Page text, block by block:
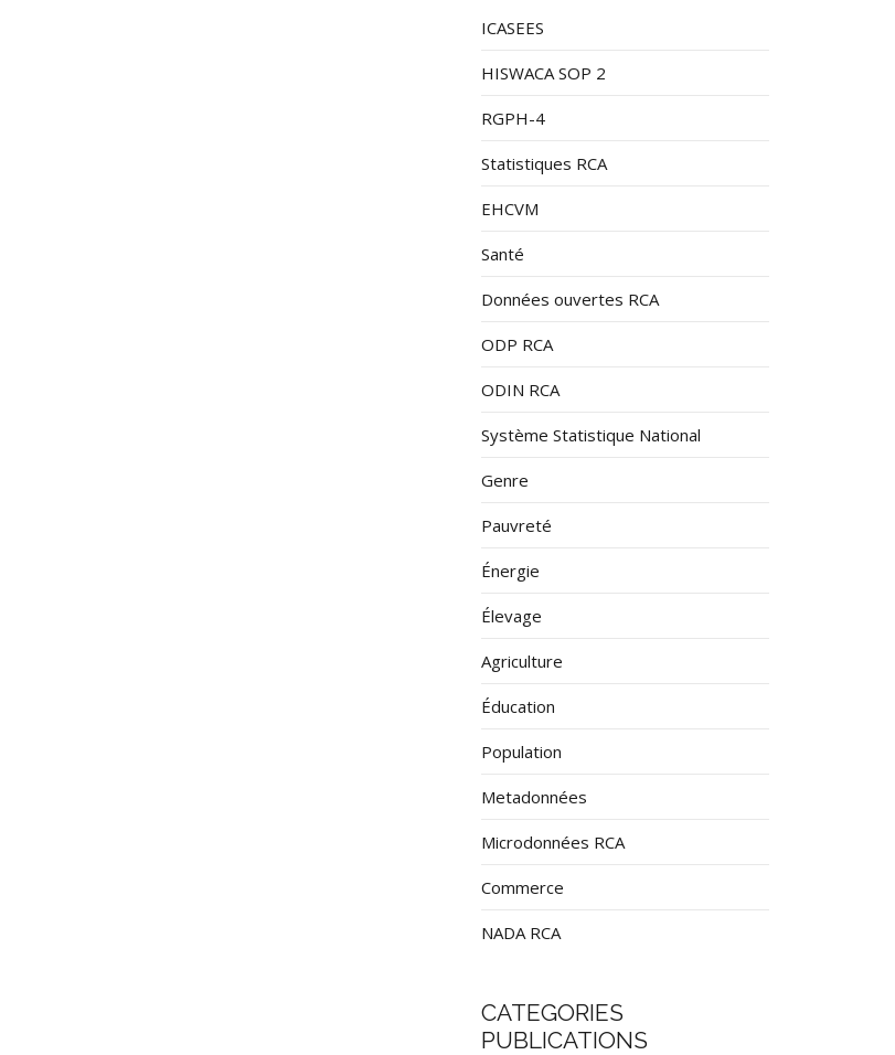
ICASEES
HISWACA SOP 2
RGPH-4
Statistiques RCA
EHCVM
Santé
Données ouvertes RCA
ODP RCA
ODIN RCA
Système Statistique National
Genre
Pauvreté
Énergie
Élevage
Agriculture
Éducation
Population
Metadonnées
Microdonnées RCA
Commerce
NADA RCA
CATEGORIES
PUBLICATIONS